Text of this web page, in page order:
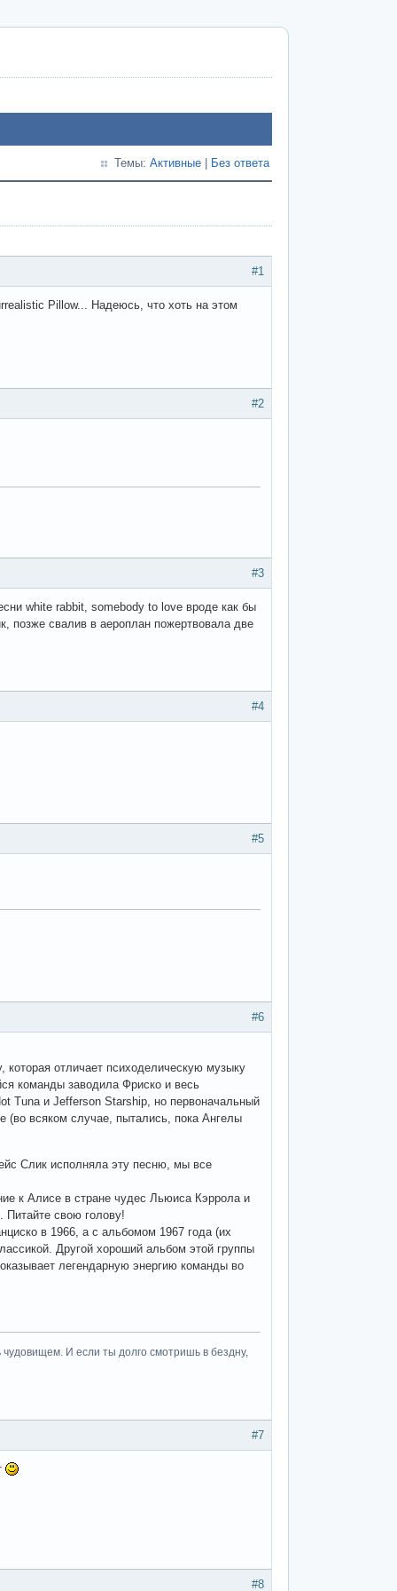
Темы: Активные Без ответа
#1
Pillow... Надеюсь, что хоть на этом
#2
#3
white rabbit, somebody to love вроде как бы
позже свалив в аероплан пожертвовала две
#4
#5
#6
отличает психоделическую музыку
команды заводила Фриско и весь
Tuna и Jefferson Starship, но первоначальный
(во всяком случае, пытались, пока Ангелы
Слик исполняла эту песню, мы все
к Алисе в стране чудес Льюиса Кэррола и
Питайте свою голову!
в 1966, а с альбомом 1967 года (их
Другой хороший альбом этой группы
легендарную энергию команды во
И если ты долго смотришь в бездну,
#7
#8